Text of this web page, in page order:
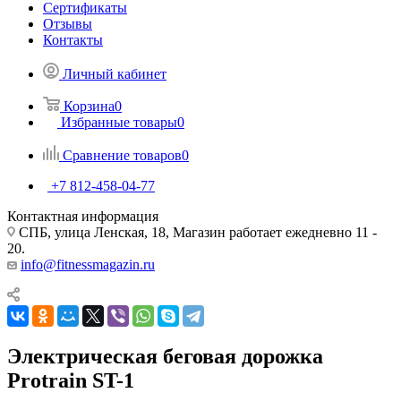
Сертификаты
Отзывы
Контакты
Личный кабинет
Корзина0
Избранные товары0
Сравнение товаров0
+7 812-458-04-77
Контактная информация
СПБ, улица Ленская, 18, Магазин работает ежедневно 11 -
20.
info@fitnessmagazin.ru
Электрическая беговая дорожка
Protrain ST-1